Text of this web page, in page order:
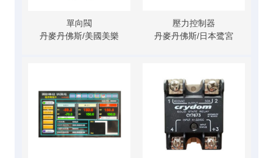
單向閥
丹麥丹佛斯/美國美樂
壓力控制器
丹麥丹佛斯/日本鹭宮